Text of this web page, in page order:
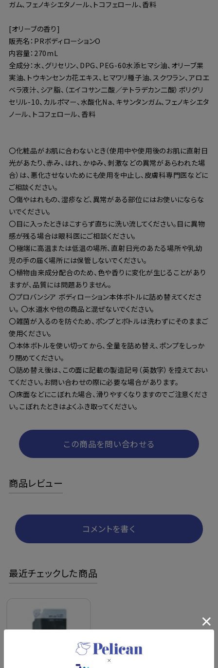
ガム、フェノキシエタノール、トコフェロール、香料
[オリーブの香り]
販売名：PRボディローションO
内容量：270mL
全成分：水、グリセリン、DPG、PEG-60水添ヒマシ油、オリーブ果
実油、トウキンセンカ花エキス、ヒマワリ種子油、スクワラン、アロエ
ベラ液汁、シア脂、（エイコサン二酸／テトラデカン二酸）ポリグリ
セリル-10、カルボマー、水酸化Na、キサンタンガム、フェノキシエタ
ノール、トコフェロール、香料
〇化粧品がお肌に合わないとき（使用中や使用後のお肌に直射日
光があたり、赤み、はれ、かゆみ、刺激などの異常があらわれた場
合）は、悪化させないためにも使用を中止し、皮膚科専門医などに
ご相談ください。
〇傷やはれもの、湿疹など、異常がある部位にはお使いにならな
いでください。
〇目に入ったときはこすらず直ちに洗い流してください。目に異物
感が残る場合は眼科医にご相談ください。
〇極端に高温または低温の場所、直射日光のあたる場所や乳幼
児の手の届く場所には保管しないでください。
〇植物由来成分配合のため、色や香りに変化が生じることがあり
ますが、品質には問題ありません。
〇プロバンシア ボディローション本体ボトルに詰め替えてくださ
い。 〇水道水や他の商品と混ぜないでください。
〇雑菌が入るのを防ぐため、ポンプとボトルは洗わずにそのままご
使用ください。
〇本体ボトルを使い切ってから、全量を詰め替え、ポンプをしっか
り閉めてください。
〇詰め替え後は、この面に記載の製造記号（英数字）を控えておい
てください。お問い合わせの際に必要な場合があります。
〇床面などにこぼれた場合、滑りやすくなりますのでご注意くださ
い。こぼれたときはよくふき取ってください。
この商品を問い合わせる
商品レビュー
コメントを書く
最近チェックした商品